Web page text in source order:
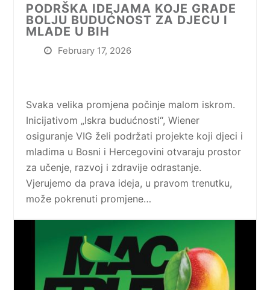
PODRŠKA IDEJAMA KOJE GRADE
BOLJU BUDUĆNOST ZA DJECU I
MLADE U BIH
February 17, 2026
Svaka velika promjena počinje malom iskrom.
Inicijativom „Iskra budućnosti“, Wiener
osiguranje VIG želi podržati projekte koji djeci i
mladima u Bosni i Hercegovini otvaraju prostor
za učenje, razvoj i zdravije odrastanje.
Vjerujemo da prava ideja, u pravom trenutku,
može pokrenuti promjene…